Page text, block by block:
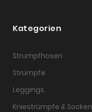
Kategorien
Strumpfhosen
Strümpfe
Leggings
Kniestrümpfe & Socken